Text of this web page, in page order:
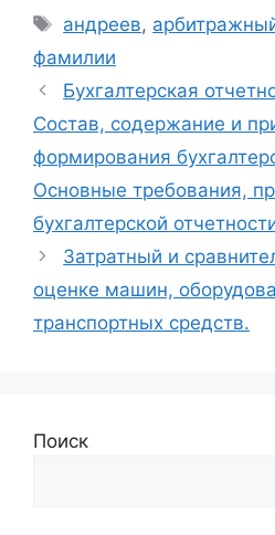
Метки
андреев,
фамилии
Бухгалтерская
Состав, содержание и
формирования
Основные требования,
бухгалтерской
Затратный и
оценке машин,
транспортных средств.
Поиск